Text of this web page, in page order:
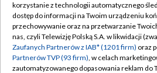
TVP
Abonament TVP
Emisja w TVP
Centrum informacji TVP
Regulamin
Polityka
Moje
korzystanie z technologii automatycznego
dostęp do informacji na Twoim urządzeniu
przechowywanie oraz na przetwarzanie
nas, czyli Telewizję Polską S.A. w likwidacji
Zaufanych Partnerów z IAB* (1201 firm) oraz
Partnerów TVP (93 firm), w celach
zautomatyzowanego dopasowania reklam do